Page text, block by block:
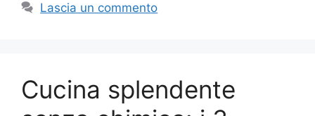
Lascia un commento
Cucina splendente